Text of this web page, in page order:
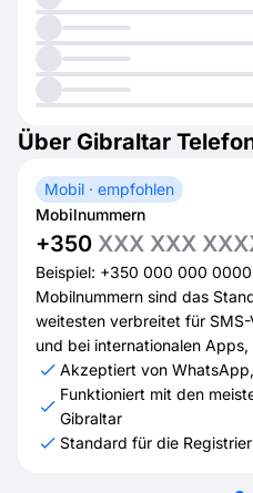
Über Gibraltar
Mobil · empfohlen
Mobilnummern
+350 XXX XXX
Beispiel: +350 000 000 0000
Mobilnummern sind das
weitesten verbreitet für
und bei internationalen
Akzeptiert von
Funktioniert mit den
Gibraltar
Standard für die